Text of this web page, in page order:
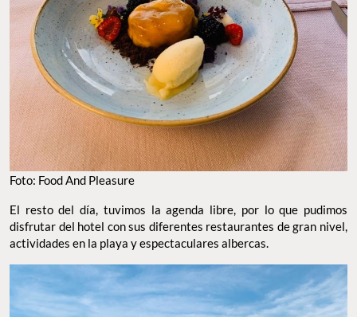
Foto: Food And Pleasure
El resto del día, tuvimos la agenda libre, por lo que pudimos
disfrutar del hotel con sus diferentes restaurantes de gran nivel,
actividades en la playa y espectaculares albercas.